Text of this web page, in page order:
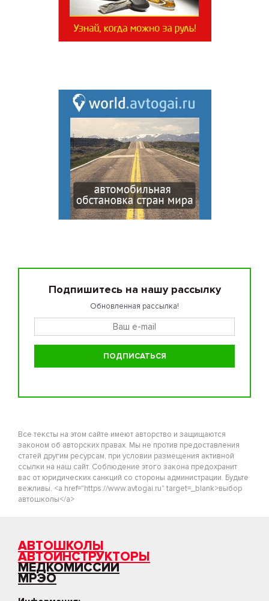
Подпишитесь на нашу рассылку
Обновленная рассылка!
Все тексты на этом сайте имеют авторство и защищаются
законом об авторских правах. Мы не против предоставления
статей другим ресурсам, при условии размещения активной
ссылки на наш сайт. Соблюдение этого закона предохранит
вас от юридических санкций со стороны администрации. Будьте
вежливы. <a href="https://www.avtogai.ru" target=_blank>выбор
автошколы</a>
АВТОШКОЛЫ
АВТОИНСТРУКТОРЫ
МЕДКОМИССИИ
МРЭО